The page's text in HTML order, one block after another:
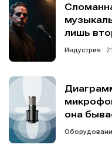
лишь
Индустрия
она